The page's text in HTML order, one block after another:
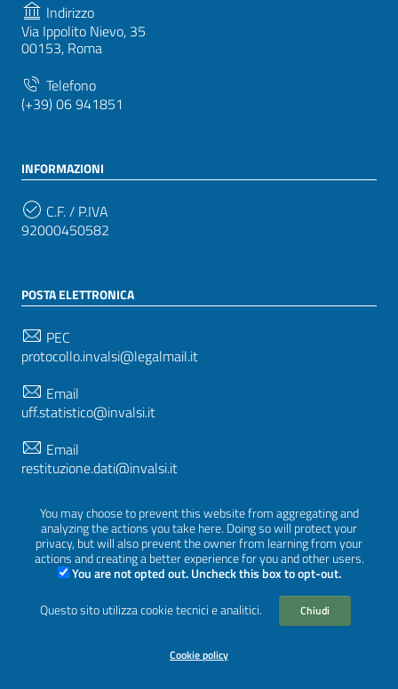
You may choose to prevent this website from aggregating and
analyzing the actions you take here. Doing so will protect your
privacy, but will also prevent the owner from learning from your
actions and creating a better experience for you and other users.
You are not opted out. Uncheck this box to opt-out.
Questo sito utilizza cookie tecnici e analitici.
Chiudi
Cookie policy
Indirizzo
Via Ippolito Nievo, 35
00153, Roma
Telefono
(+39) 06 941851
INFORMAZIONI
C.F. / P.IVA
92000450582
POSTA ELETTRONICA
PEC
protocollo.invalsi@legalmail.it
Email
uff.statistico@invalsi.it
Email
restituzione.dati@invalsi.it
SEGUICI SU
Sezione Link Utili
Privacy | Cookie policy | Crediti | Tema grafico ItaliaWP2
Prototipo per siti PA di AgID